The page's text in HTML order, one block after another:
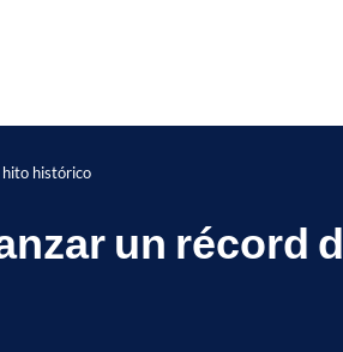
hito histórico
un récord